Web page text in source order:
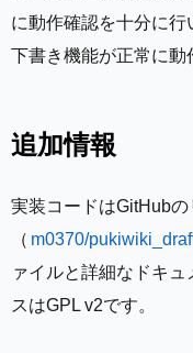
に動作確認を十分に
下書き機能が正常に動
追加情報
実装コードはGitHubの
（ m0370/
ァイルと詳細なドキ
スはGPL v2です。